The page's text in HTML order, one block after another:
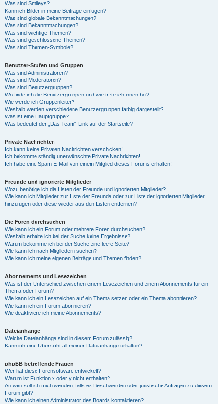
Was sind Smileys?
Kann ich Bilder in meine Beiträge einfügen?
Was sind globale Bekanntmachungen?
Was sind Bekanntmachungen?
Was sind wichtige Themen?
Was sind geschlossene Themen?
Was sind Themen-Symbole?
Benutzer-Stufen und Gruppen
Was sind Administratoren?
Was sind Moderatoren?
Was sind Benutzergruppen?
Wo finde ich die Benutzergruppen und wie trete ich ihnen bei?
Wie werde ich Gruppenleiter?
Weshalb werden verschiedene Benutzergruppen farbig dargestellt?
Was ist eine Hauptgruppe?
Was bedeutet der „Das Team“-Link auf der Startseite?
Private Nachrichten
Ich kann keine Privaten Nachrichten verschicken!
Ich bekomme ständig unerwünschte Private Nachrichten!
Ich habe eine Spam-E-Mail von einem Mitglied dieses Forums erhalten!
Freunde und ignorierte Mitglieder
Wozu benötige ich die Listen der Freunde und ignorierten Mitglieder?
Wie kann ich Mitglieder zur Liste der Freunde oder zur Liste der ignorierten Mitglieder
hinzufügen oder diese wieder aus den Listen entfernen?
Die Foren durchsuchen
Wie kann ich ein Forum oder mehrere Foren durchsuchen?
Weshalb erhalte ich bei der Suche keine Ergebnisse?
Warum bekomme ich bei der Suche eine leere Seite?
Wie kann ich nach Mitgliedern suchen?
Wie kann ich meine eigenen Beiträge und Themen finden?
Abonnements und Lesezeichen
Was ist der Unterschied zwischen einem Lesezeichen und einem Abonnements für ein
Thema oder Forum?
Wie kann ich ein Lesezeichen auf ein Thema setzen oder ein Thema abonnieren?
Wie kann ich ein Forum abonnieren?
Wie deaktiviere ich meine Abonnements?
Dateianhänge
Welche Dateianhänge sind in diesem Forum zulässig?
Kann ich eine Übersicht all meiner Dateianhänge erhalten?
phpBB betreffende Fragen
Wer hat diese Forensoftware entwickelt?
Warum ist Funktion x oder y nicht enthalten?
An wen soll ich mich wenden, falls es Beschwerden oder juristische Anfragen zu diesem
Forum gibt?
Wie kann ich einen Administrator des Boards kontaktieren?